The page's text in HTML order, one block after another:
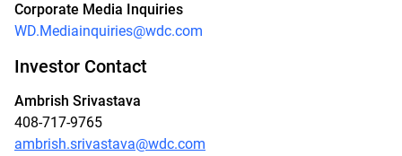
Corporate Media Inquiries
WD.Mediainquiries@wdc.com
Investor Contact
Ambrish Srivastava
408-717-9765
ambrish.srivastava@wdc.com